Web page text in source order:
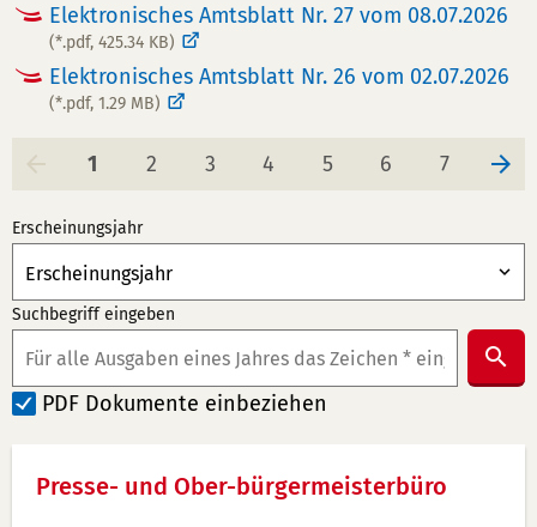
Elektronisches Amtsblatt Nr. 27 vom 08.07.2026
(*.pdf, 425.34 KB)
Elektronisches Amtsblatt Nr. 26 vom 02.07.2026
(*.pdf, 1.29 MB)
Seite
1 Seite
2 Seite
3 Seite
4 Seite
5 Seite
6 Seite
7
Erscheinungsjahr
Suchbegriff eingeben
PDF Dokumente einbeziehen
Presse- und Ober-bürgermeisterbüro